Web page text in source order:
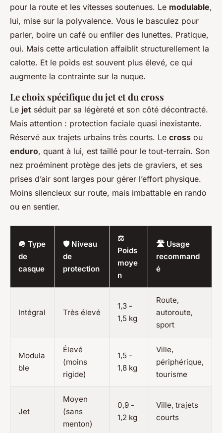
pour la route et les vitesses soutenues. Le modulable,
lui, mise sur la polyvalence. Vous le basculez pour
parler, boire un café ou enfiler des lunettes. Pratique,
oui. Mais cette articulation affaiblit structurellement la
calotte. Et le poids est souvent plus élevé, ce qui
augmente la contrainte sur la nuque.
Le choix spécifique du jet et du cross
Le jet séduit par sa légèreté et son côté décontracté.
Mais attention : protection faciale quasi inexistante.
Réservé aux trajets urbains très courts. Le cross ou
enduro, quant à lui, est taillé pour le tout-terrain. Son
nez proéminent protège des jets de graviers, et ses
prises d’air sont larges pour gérer l’effort physique.
Moins silencieux sur route, mais imbattable en rando
ou en sentier.
🪖 Type
de
casque
🛡️ Niveau
de
protection
⚖️
Poids
moye
n
🛣️ Usage
recommand
é
Intégral Très élevé
1,3 -
1,5 kg
Route,
autoroute,
sport
Modula
ble
Élevé
(moins
rigide)
1,5 -
1,8 kg
Ville,
périphérique,
tourisme
Jet
Moyen
(sans
menton)
0,9 -
1,2 kg
Ville, trajets
courts